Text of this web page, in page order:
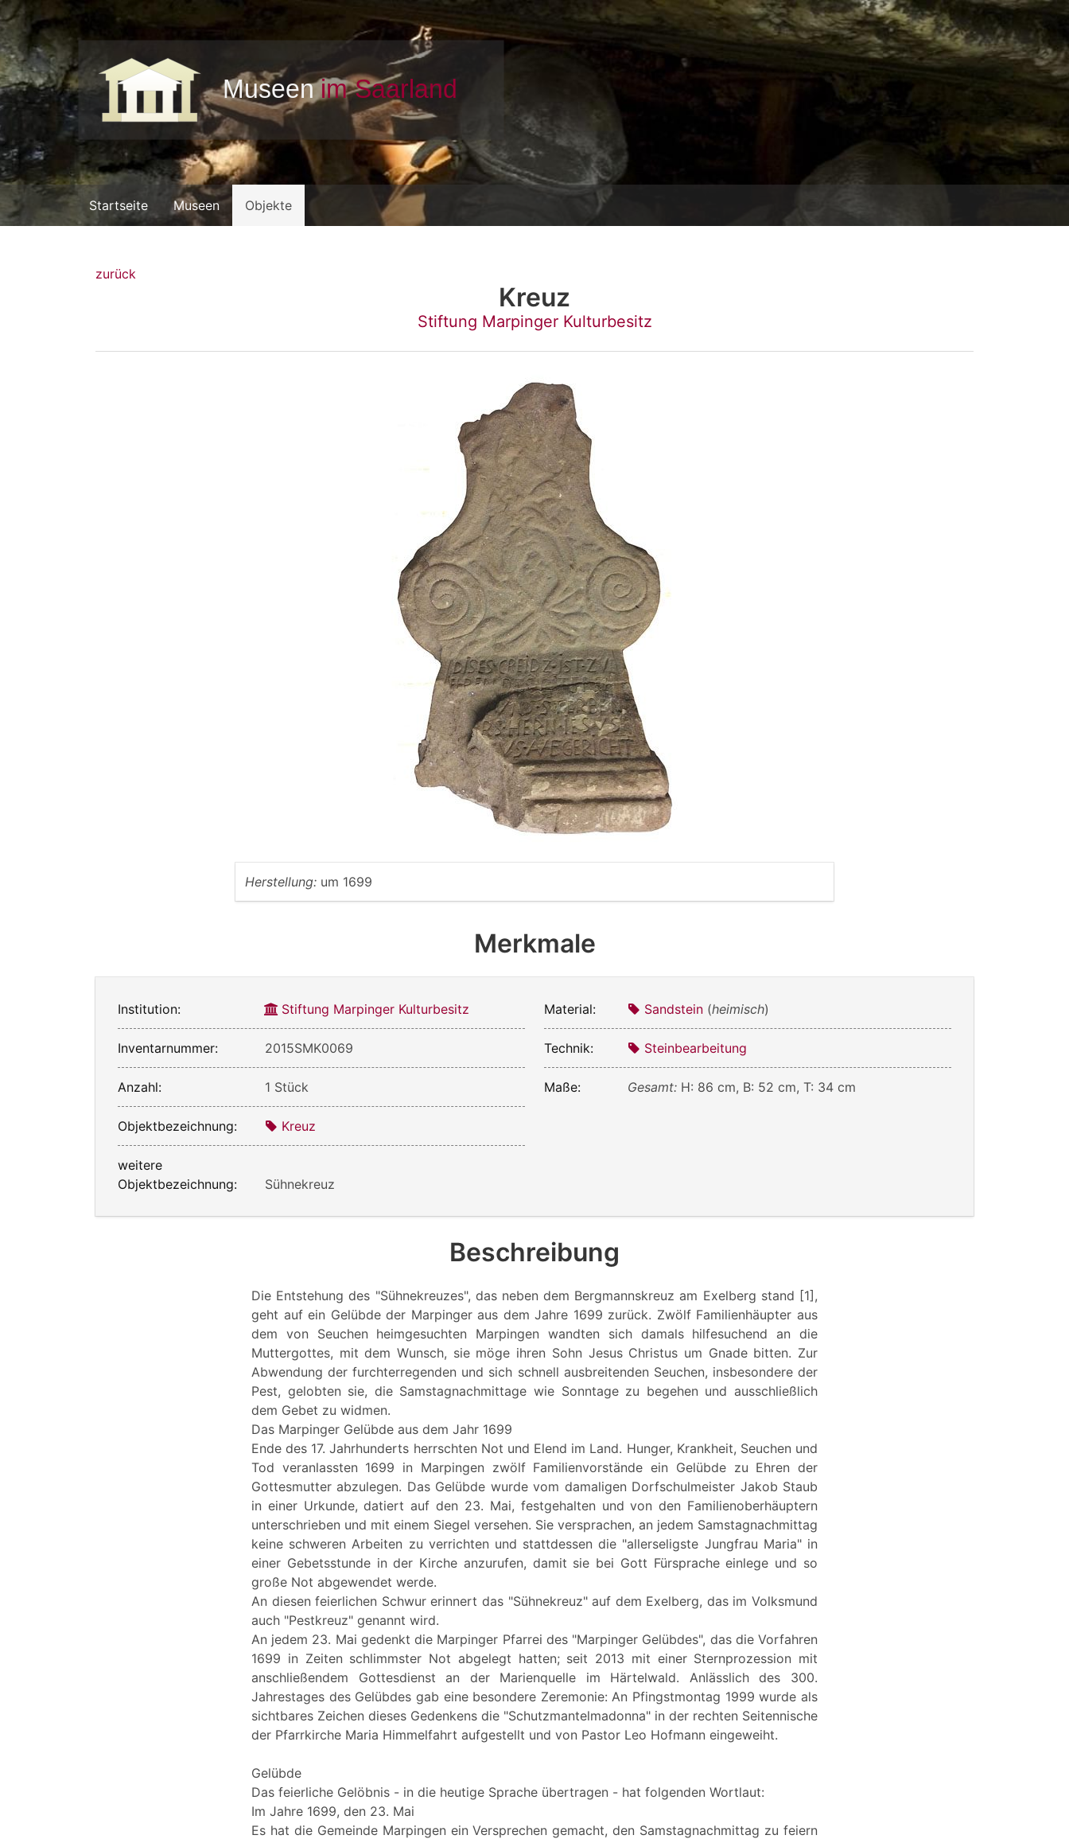
Startseite Museen Objekte
zurück
Kreuz
Stiftung Marpinger Kulturbesitz
Herstellung: um 1699
Merkmale
Institution: Stiftung Marpinger Kulturbesitz
Inventarnummer: 2015SMK0069
Anzahl: 1 Stück
Objektbezeichnung: Kreuz
weitere
Objektbezeichnung:
Sühnekreuz
Material: Sandstein (heimisch)
Technik: Steinbearbeitung
Maße: Gesamt: H: 86 cm, B: 52 cm, T: 34 cm
Beschreibung
Die Entstehung des "Sühnekreuzes", das neben dem Bergmannskreuz am Exelberg stand [1],
geht auf ein Gelübde der Marpinger aus dem Jahre 1699 zurück. Zwölf Familienhäupter aus
dem von Seuchen heimgesuchten Marpingen wandten sich damals hilfesuchend an die
Muttergottes, mit dem Wunsch, sie möge ihren Sohn Jesus Christus um Gnade bitten. Zur
Abwendung der furchterregenden und sich schnell ausbreitenden Seuchen, insbesondere der
Pest, gelobten sie, die Samstagnachmittage wie Sonntage zu begehen und ausschließlich
dem Gebet zu widmen.
Das Marpinger Gelübde aus dem Jahr 1699
Ende des 17. Jahrhunderts herrschten Not und Elend im Land. Hunger, Krankheit, Seuchen und
Tod veranlassten 1699 in Marpingen zwölf Familienvorstände ein Gelübde zu Ehren der
Gottesmutter abzulegen. Das Gelübde wurde vom damaligen Dorfschulmeister Jakob Staub
in einer Urkunde, datiert auf den 23. Mai, festgehalten und von den Familienoberhäuptern
unterschrieben und mit einem Siegel versehen. Sie versprachen, an jedem Samstagnachmittag
keine schweren Arbeiten zu verrichten und stattdessen die "allerseligste Jungfrau Maria" in
einer Gebetsstunde in der Kirche anzurufen, damit sie bei Gott Fürsprache einlege und so
große Not abgewendet werde.
An diesen feierlichen Schwur erinnert das "Sühnekreuz" auf dem Exelberg, das im Volksmund
auch "Pestkreuz" genannt wird.
An jedem 23. Mai gedenkt die Marpinger Pfarrei des "Marpinger Gelübdes", das die Vorfahren
1699 in Zeiten schlimmster Not abgelegt hatten; seit 2013 mit einer Sternprozession mit
anschließendem Gottesdienst an der Marienquelle im Härtelwald. Anlässlich des 300.
Jahrestages des Gelübdes gab eine besondere Zeremonie: An Pfingstmontag 1999 wurde als
sichtbares Zeichen dieses Gedenkens die "Schutzmantelmadonna" in der rechten Seitennische
der Pfarrkirche Maria Himmelfahrt aufgestellt und von Pastor Leo Hofmann eingeweiht.
Gelübde
Das feierliche Gelöbnis - in die heutige Sprache übertragen - hat folgenden Wortlaut:
Im Jahre 1699, den 23. Mai
Es hat die Gemeinde Marpingen ein Versprechen gemacht, den Samstagnachmittag zu feiern